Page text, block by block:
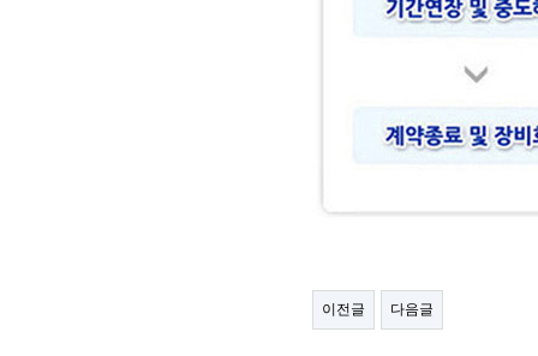
이전글 다음글